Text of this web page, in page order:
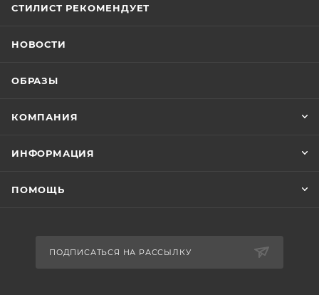
СТИЛИСТ РЕКОМЕНДУЕТ
НОВОСТИ
ОБРАЗЫ
КОМПАНИЯ
ИНФОРМАЦИЯ
ПОМОЩЬ
ПОДПИСАТЬСЯ НА РАССЫЛКУ